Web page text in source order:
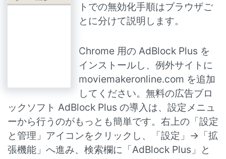
トでの無効化手順はブラウザご
とに分けて説明します。
Chrome 用の AdBlock Plus を
インストールし、例外サイトに
moviemakeronline.com を追加
してください。無料の広告ブロ
ックソフト AdBlock Plus の導入は、設定メニュ
ーから行うのがもっとも簡単です。右上の「設定
と管理」アイコンをクリックし、「設定」→「拡
張機能」へ進み、検索欄に「AdBlock Plus」と